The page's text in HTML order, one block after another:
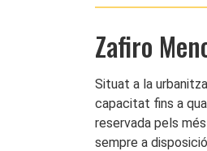
Zafiro
Situat a la
capacitat fins a
reservada pels
sempre a